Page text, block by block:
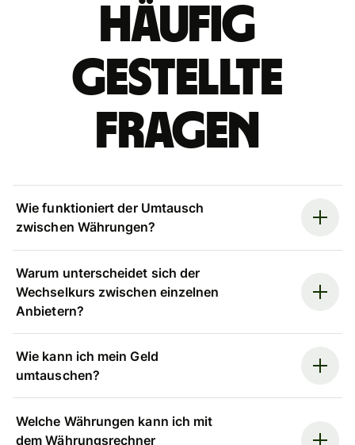
Häufig
gestellte
Fragen
Wie funktioniert der Umtausch
zwischen Währungen?
Warum unterscheidet sich der
Wechselkurs zwischen einzelnen
Anbietern?
Wie kann ich mein Geld
umtauschen?
Welche Währungen kann ich mit
dem Währungsrechner